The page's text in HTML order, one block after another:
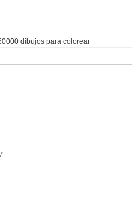
dibujos para colorear